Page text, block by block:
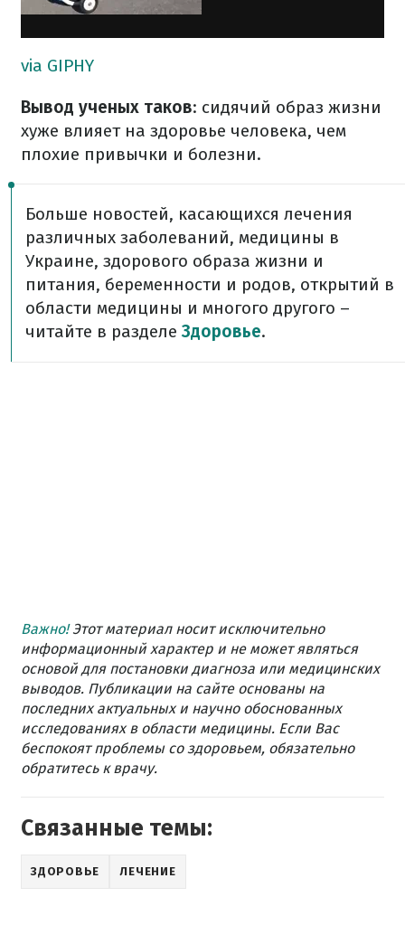
via GIPHY
Вывод ученых таков: сидячий образ жизни
хуже влияет на здоровье человека, чем
плохие привычки и болезни.
Больше новостей, касающихся лечения
различных заболеваний, медицины в
Украине, здорового образа жизни и
питания, беременности и родов, открытий в
области медицины и многого другого –
читайте в разделе Здоровье.
Важно!Этот материал носит исключительно
информационный характер и не может являться
основой для постановки диагноза или медицинских
выводов. Публикации на сайте основаны на
последних актуальных и научно обоснованных
исследованиях в области медицины. Если Вас
беспокоят проблемы со здоровьем, обязательно
обратитесь к врачу.
Связанные темы:
ЗДОРОВЬЕ ЛЕЧЕНИЕ